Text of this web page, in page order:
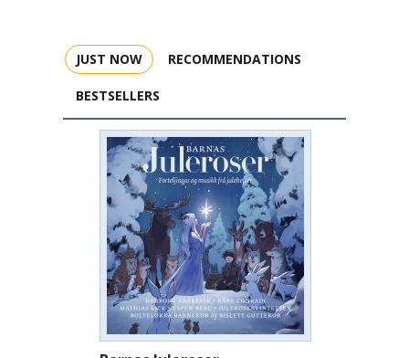
JUST NOW RECOMMENDATIONS
BESTSELLERS